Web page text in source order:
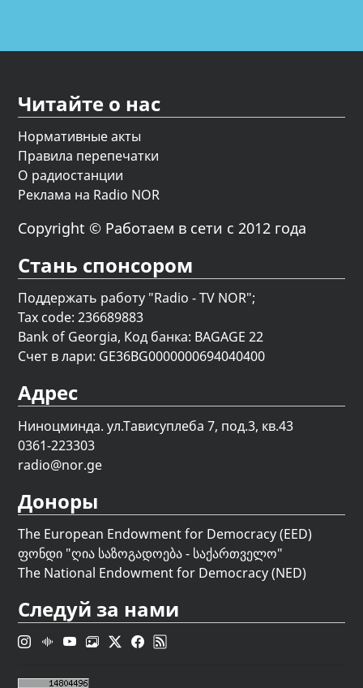
Читайте о нас
Нормативные акты
Правила перепечатки
О радиостанции
Реклама на Radio NOR
Copyright © Работаем в сети с 2012 года
Стань спонсором
Поддержать работу "Radio - TV NOR";
Tax code: 236689883
Bank of Georgia, Код банка: BAGAGE 22
Счет в лари: GE36BG0000000694040400
Адрес
Ниноцминда. ул.Тависуплеба 7, под.3, кв.43
0361-223303
radio@nor.ge
Доноры
The European Endowment for Democracy (EED)
ფონდი "ღია საზოგადოება - საქართველო"
The National Endowment for Democracy (NED)
Следуй за нами